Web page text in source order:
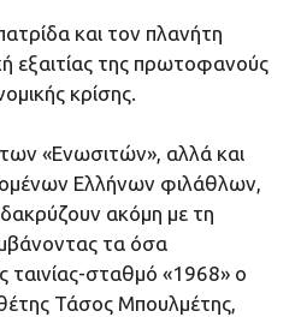
και τον πλανήτη
εξαιτίας της πρωτοφανούς
κρίσης.
«Ενωσιτών», αλλά και
Ελλήνων φιλάθλων,
ακόμη με τη
τα όσα
ταινίας-σταθμό «1968» ο
Τάσος Μπουλμέτης,